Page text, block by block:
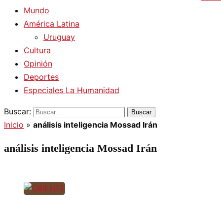
Mundo
América Latina
Uruguay
Cultura
Opinión
Deportes
Especiales La Humanidad
Buscar:
Inicio » análisis inteligencia Mossad Irán
análisis inteligencia Mossad Irán